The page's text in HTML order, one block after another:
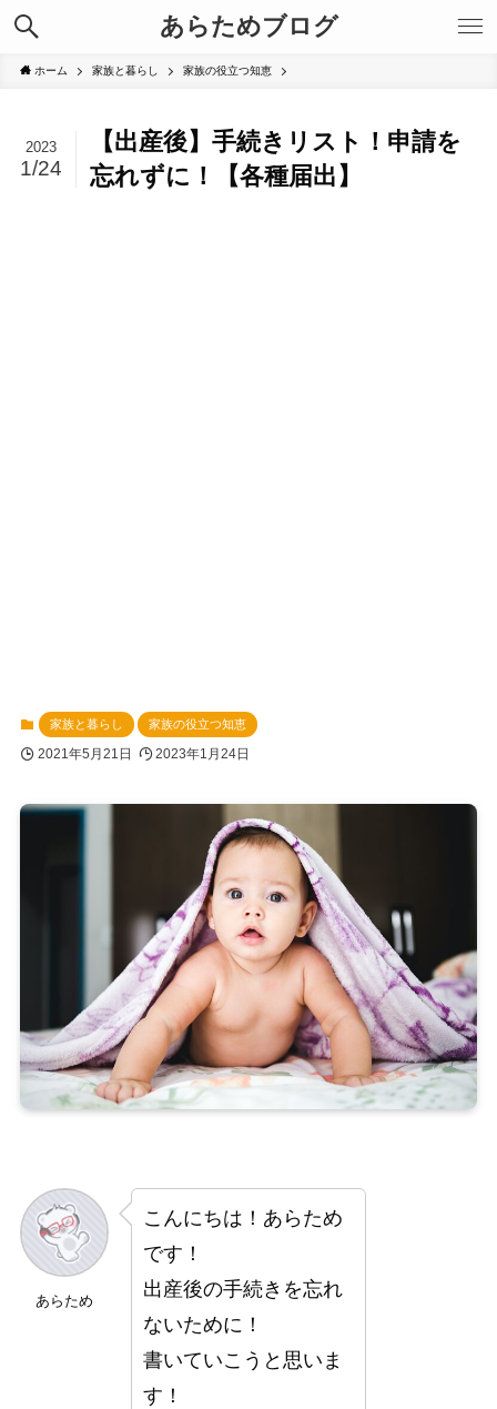
あらためブログ
ホーム 家族と暮らし 家族の役立つ知恵
【出産後】手続きリスト！申請を
忘れずに！【各種届出】
2023
1/24
家族と暮らし 家族の役立つ知恵
2021年5月21日 2023年1月24日
あらため
こんにちは！あらため
です！
出産後の手続きを忘れ
ないために！
書いていこうと思いま
す！